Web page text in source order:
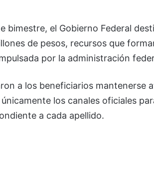
bimestre, el Gobierno Federal
de pesos, recursos que
por la administración
a los beneficiarios mantenerse
los canales oficiales
a cada apellido.